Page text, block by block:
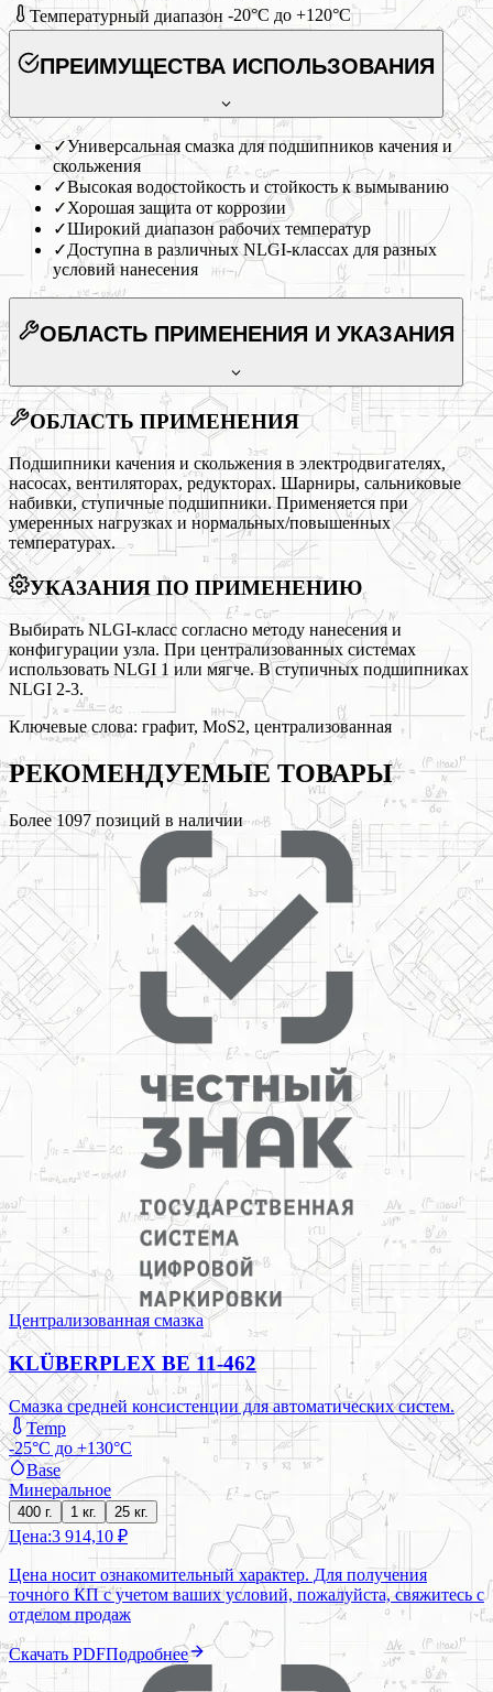
Температурный диапазон -20°C до +120°C
ПРЕИМУЩЕСТВА ИСПОЛЬЗОВАНИЯ
✓Универсальная смазка для подшипников качения и
скольжения
✓Высокая водостойкость и стойкость к вымыванию
✓Хорошая защита от коррозии
✓Широкий диапазон рабочих температур
✓Доступна в различных NLGI-классах для разных
условий нанесения
ОБЛАСТЬ ПРИМЕНЕНИЯ И УКАЗАНИЯ
ОБЛАСТЬ ПРИМЕНЕНИЯ
Подшипники качения и скольжения в электродвигателях,
насосах, вентиляторах, редукторах. Шарниры, сальниковые
набивки, ступичные подшипники. Применяется при
умеренных нагрузках и нормальных/повышенных
температурах.
УКАЗАНИЯ ПО ПРИМЕНЕНИЮ
Выбирать NLGI-класс согласно методу нанесения и
конфигурации узла. При централизованных системах
использовать NLGI 1 или мягче. В ступичных подшипниках
NLGI 2-3.
Ключевые слова: графит, MoS2, централизованная
РЕКОМЕНДУЕМЫЕ ТОВАРЫ
Более1097 позиций в наличии
Централизованная смазка
KLÜBERPLEX BE 11-462
Смазка средней консистенции для автоматических систем.
Temp
-25°C до +130°C
Base
Минеральное
400 г. 1 кг. 25 кг.
Цена:3 914,10 ₽
Цена носит ознакомительный характер. Для получения
точного КП с учетом ваших условий, пожалуйста, свяжитесь с
отделом продаж
Скачать PDFПодробнее